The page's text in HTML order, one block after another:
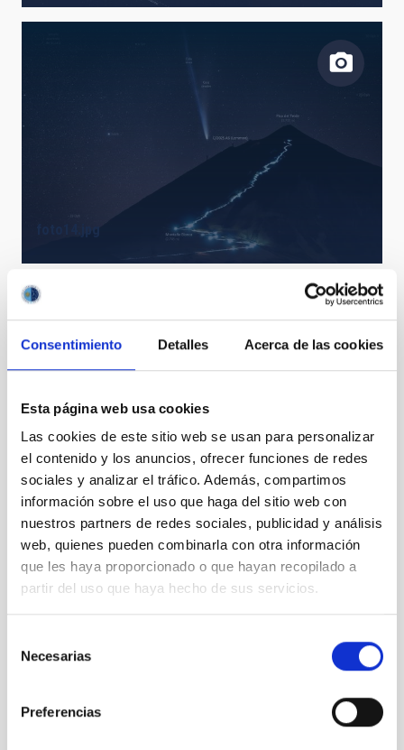
Consentimiento Detalles Acerca de las cookies
Esta página web usa cookies
Las cookies de este sitio web se usan para personalizar
el contenido y los anuncios, ofrecer funciones de redes
sociales y analizar el tráfico. Además, compartimos
información sobre el uso que haga del sitio web con
nuestros partners de redes sociales, publicidad y análisis
web, quienes pueden combinarla con otra información
que les haya proporcionado o que hayan recopilado a
partir del uso que haya hecho de sus servicios.
Necesarias
Preferencias
foto15.jpg